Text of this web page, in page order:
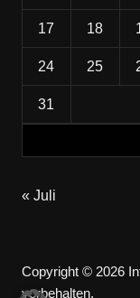
17 18
24 25
31
« Juli
Copyright © 2026
vorbehalten.